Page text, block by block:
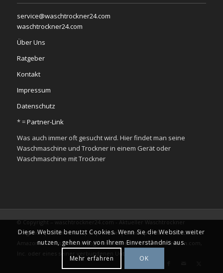
service@waschtrockner24.com
waschtrockner24.com
Über Uns
Ratgeber
Kontakt
Impressum
Datenschutz
* =Partner-Link
Was auch immer oft gesucht wird. Hier findet man seine
Waschmaschine und Trockner in einem Gerät oder
Waschmaschine mit Trockner
© Copyright – waschtrockner24.com - Aktueller Waschtrockner
Vergleich |Datenschutz| Impressum|Sitemap|Made with Love.
Amazon und das Amazon-Logo sind Warenzeichen von Amazon.com,
Inc. oder eines seiner verbundenen Unternehmen.
Diese Website benutzt Cookies. Wenn Sie die Website weiter
nutzen, gehen wir von Ihrem Einverständnis aus.
Mehr erfahren
OK